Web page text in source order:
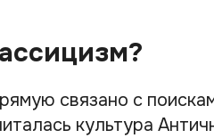
связано с
культура